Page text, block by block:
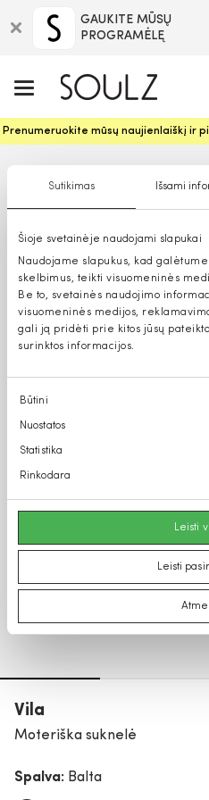
Sutikimas Išsami
Šioje svetainėje naudojami slapukai
Naudojame slapukus, kad
skelbimus, teikti visuomeninės
Be to, svetainės naudojimo
visuomeninės medijos,
gali ją pridėti prie kitos jūsų
surinktos informacijos.
Sutikimo
pasirinkimas
Būtini
Nuostatos
Statistika
Rinkodara
Leisti
Leisti
GAUKITE MŪSŲ
PROGRAMĖLĘ
Prenumeruokite mūsų naujienlaiškį ir
Vila
Moteriška suknelė
Spalva: Balta